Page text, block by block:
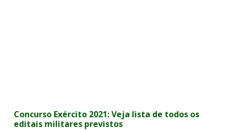
Concurso Exército 2021: Veja lista de todos os
editais militares previstos